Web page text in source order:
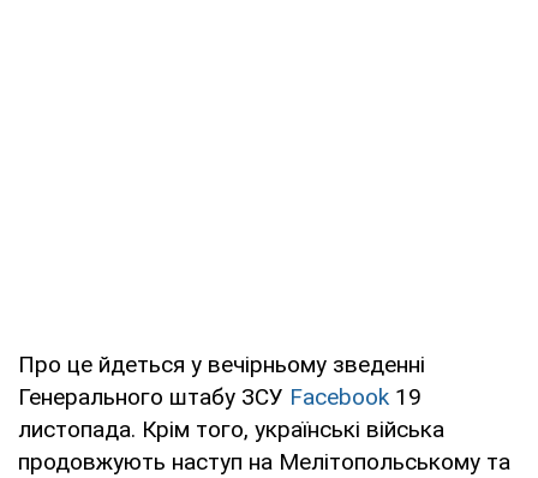
Про це йдеться у вечірньому зведенні
Генерального штабу ЗСУ Facebook 19
листопада. Крім того, українські війська
продовжують наступ на Мелітопольському та